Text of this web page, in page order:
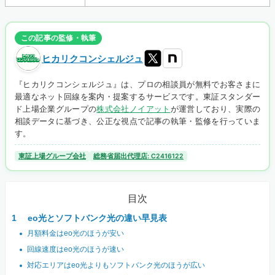
この記事の監修・執筆
ヒカリクコンシェルジュ
『ヒカリクコンシェルジュ』は、プロの相談員が無料でお客さまに
最適なネット回線を案内・提案するサービスです。東証スタンダー
ド上場企業グループの株式会社ノイアット が運営しており、実際の
相談データに基づき、公正な視点で記事の執筆・監修を行っていま
す。
東証上場グループ会社 総務省届出代理店: C2416122
目次
eo光とソフトバンク光の違い早見表
月額料金はeo光のほうが安い
回線速度はeo光のほうが速い
対応エリアはeo光よりもソフトバンク光のほうが広い